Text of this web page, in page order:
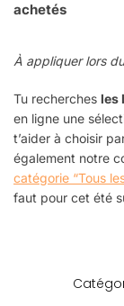
achetés
À appliquer lors
Tu recherches les
en ligne une
t’aider à choisir
également notre
catégorie “Tous
faut pour cet été